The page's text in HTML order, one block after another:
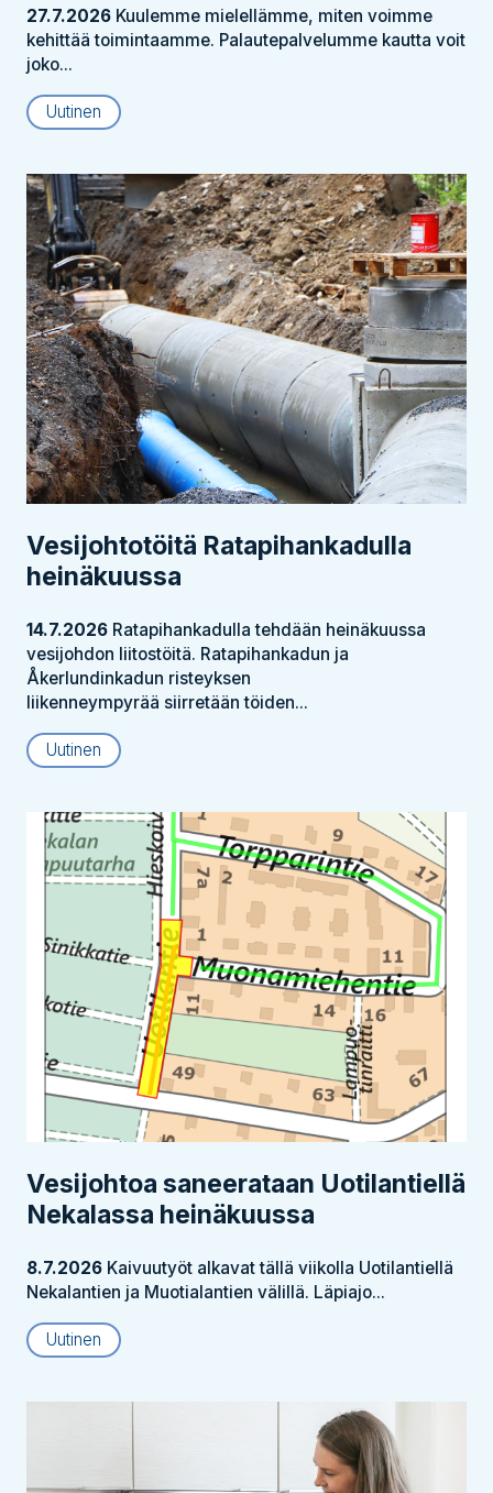
27.7.2026 Kuulemme mielellämme, miten voimme
kehittää toimintaamme. Palautepalvelumme kautta voit
joko...
Uutinen
Vesijohtotöitä Ratapihankadulla
heinäkuussa
14.7.2026 Ratapihankadulla tehdään heinäkuussa
vesijohdon liitostöitä. Ratapihankadun ja
Åkerlundinkadun risteyksen
liikenneympyrää siirretään töiden...
Uutinen
Vesijohtoa saneerataan Uotilantiellä
Nekalassa heinäkuussa
8.7.2026 Kaivuutyöt alkavat tällä viikolla Uotilantiellä
Nekalantien ja Muotialantien välillä. Läpiajo...
Uutinen